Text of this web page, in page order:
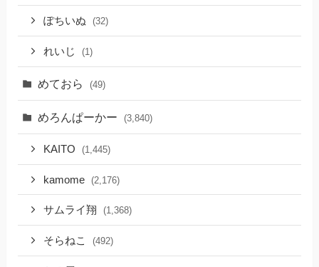
ぽちいぬ (32)
れいじ (1)
めておら (49)
めろんぱーかー (3,840)
KAITO (1,445)
kamome (2,176)
サムライ翔 (1,368)
そらねこ (492)